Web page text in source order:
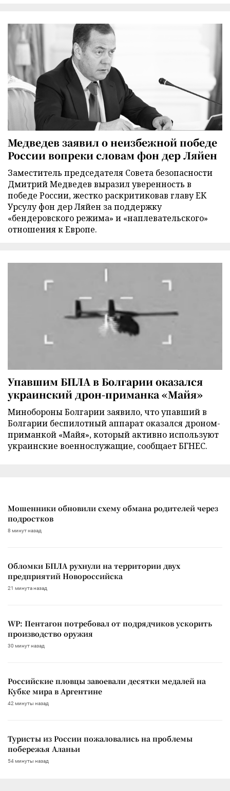
Медведев заявил о неизбежной победе
России вопреки словам фон дер Ляйен
Заместитель председателя Совета безопасности
Дмитрий Медведев выразил уверенность в
победе России, жестко раскритиковав главу ЕК
Урсулу фон дер Ляйен за поддержку
«бендеровского режима» и «наплевательского»
отношения к Европе.
Упавшим БПЛА в Болгарии оказался
украинский дрон-приманка «Майя»
Минобороны Болгарии заявило, что упавший в
Болгарии беспилотный аппарат оказался дроном-
приманкой «Майя», который активно используют
украинские военнослужащие, сообщает БГНЕС.
Мошенники обновили схему обмана родителей через
подростков
8 минут назад
Обломки БПЛА рухнули на территории двух
предприятий Новороссийска
21 минута назад
WP: Пентагон потребовал от подрядчиков ускорить
производство оружия
30 минут назад
Российские пловцы завоевали десятки медалей на
Кубке мира в Аргентине
42 минуты назад
Туристы из России пожаловались на проблемы
побережья Аланьи
54 минуты назад